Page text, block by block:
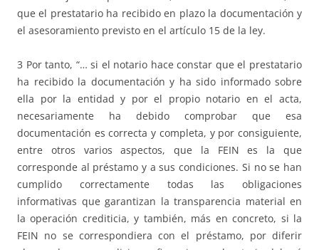
que el prestatario ha recibido en plazo la documentación y
el asesoramiento previsto en el artículo 15 de la ley.
3 Por tanto, “… si el notario hace constar que el prestatario
ha recibido la documentación y ha sido informado sobre
ella por la entidad y por el propio notario en el acta,
necesariamente ha debido comprobar que esa
documentación es correcta y completa, y por consiguiente,
entre otros varios aspectos, que la FEIN es la que
corresponde al préstamo y a sus condiciones. Si no se han
cumplido correctamente todas las obligaciones
informativas que garantizan la transparencia material en
la operación crediticia, y también, más en concreto, si la
FEIN no se correspondiera con el préstamo, por diferir